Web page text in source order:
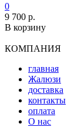
0
9 700 р.
В корзину
КОМПАНИЯ
главная
Жалюзи
доставка
контакты
оплата
О нас